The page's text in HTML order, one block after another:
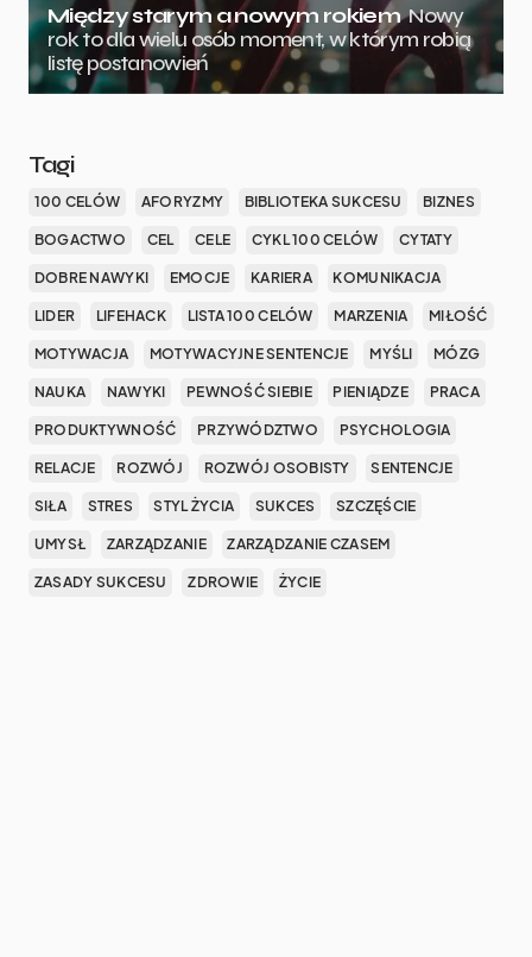
Między starym a nowym rokiem Nowy
rok to dla wielu osób moment, w którym robią
listę postanowień
Tagi
100 CELÓW AFORYZMY BIBLIOTEKA SUKCESU BIZNES
BOGACTWO CEL CELE CYKL 100 CELÓW CYTATY
DOBRE NAWYKI EMOCJE KARIERA KOMUNIKACJA
LIDER LIFEHACK LISTA 100 CELÓW MARZENIA MIŁOŚĆ
MOTYWACJA MOTYWACYJNE SENTENCJE MYŚLI MÓZG
NAUKA NAWYKI PEWNOŚĆ SIEBIE PIENIĄDZE PRACA
PRODUKTYWNOŚĆ PRZYWÓDZTWO PSYCHOLOGIA
RELACJE ROZWÓJ ROZWÓJ OSOBISTY SENTENCJE
SIŁA STRES STYL ŻYCIA SUKCES SZCZĘŚCIE
UMYSŁ ZARZĄDZANIE ZARZĄDZANIE CZASEM
ZASADY SUKCESU ZDROWIE ŻYCIE